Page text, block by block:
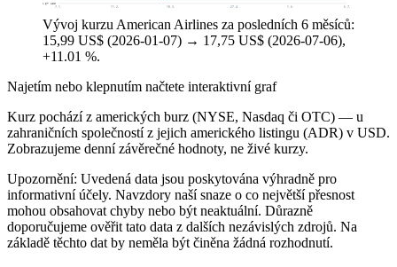
9,67 US$
7. 1. 11. 2. 18. 3. 27. 4. 1. 6. 6. 7.
Vývoj kurzu American Airlines za posledních 6 měsíců:
15,99 US$ (2026-01-07) → 17,75 US$ (2026-07-06),
+11.01 %.
Najetím nebo klepnutím načtete interaktivní graf
Kurz pochází z amerických burz (NYSE, Nasdaq či OTC) — u
zahraničních společností z jejich amerického listingu (ADR) v USD.
Zobrazujeme denní závěrečné hodnoty, ne živé kurzy.
Upozornění: Uvedená data jsou poskytována výhradně pro
informativní účely. Navzdory naší snaze o co největší přesnost
mohou obsahovat chyby nebo být neaktuální. Důrazně
doporučujeme ověřit tato data z dalších nezávislých zdrojů. Na
základě těchto dat by neměla být činěna žádná rozhodnutí.